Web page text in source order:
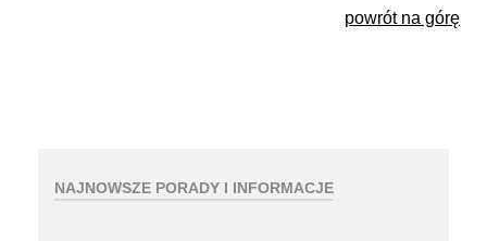
powrót na górę
NAJNOWSZE PORADY I INFORMACJE